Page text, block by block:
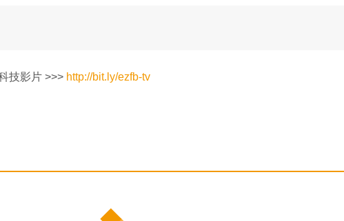
技影片 >>> http://bit.ly/ezfb-tv